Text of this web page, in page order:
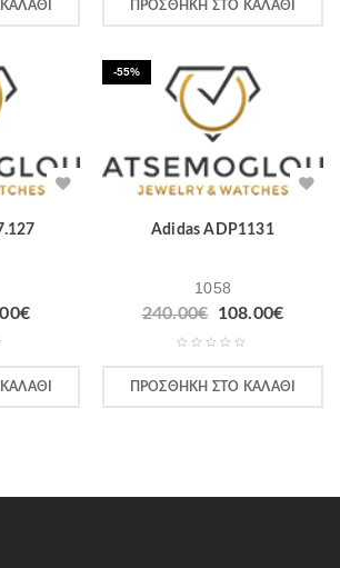
ΠΡΟΣΘΉΚΗ ΣΤΟ ΚΑΛΆΘΙ
€
-55%
Adidas ADP1131
1058
240.00€ 108.00€
ΠΡΟΣΘΉΚΗ ΣΤΟ ΚΑΛΆΘΙ